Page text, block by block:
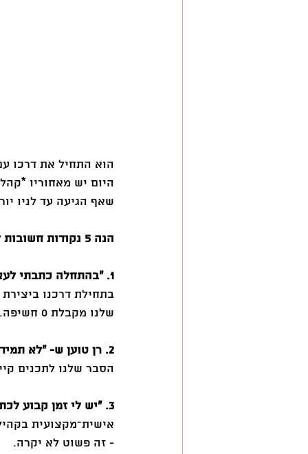
הוא התחיל את דרכו
היום יש מאחוריו
שאף הגיעה עד לניו
הנה 5 נקודות חשובות לקחת מהמסע של רן בר-זיק המפתח שפרץ את גבולות פתח תקווה:
1. ״בהתחלה כתבתי לעצמי״
בתחילת דרכנו
שלנו מקבלת 0 חשיפה. החוכמה היא לא להתייאש, אלא להמשיך שוב, ושוב ושוב. (ושוב!).
2. רן טוען ש- ״לא תמיד צריך להיות חדשני ופורץ דרך״.
הסבר שלנו לתכנים
3. ״יש לי זמן קבוע לכתיבה ולמחקר שסגור לי ביומן״ משתף רן
אישית־מקצועית
- זה פשוט לא יקרה.